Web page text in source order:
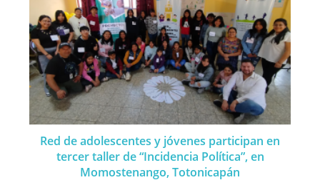
Red de adolescentes y jóvenes participan en
tercer taller de “Incidencia Política”, en
Momostenango, Totonicapán